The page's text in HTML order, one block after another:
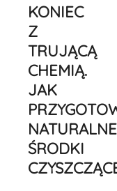
KONIEC
Z
TRUJĄCĄ
CHEMIĄ.
JAK
NATURALNE
ŚRODKI